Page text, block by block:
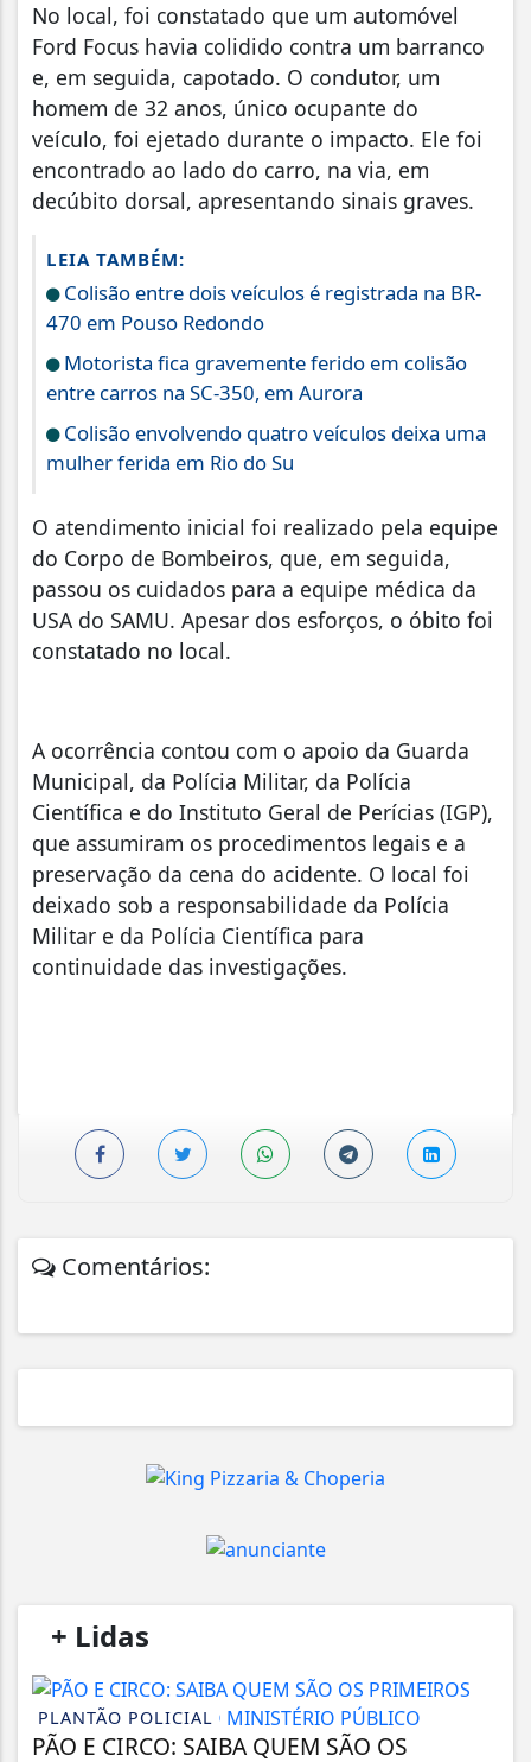
No local, foi constatado que um automóvel
Ford Focus havia colidido contra um barranco
e, em seguida, capotado. O condutor, um
homem de 32 anos, único ocupante do
veículo, foi ejetado durante o impacto. Ele foi
encontrado ao lado do carro, na via, em
decúbito dorsal, apresentando sinais graves.
LEIA TAMBÉM:
Colisão entre dois veículos é registrada na BR-
470 em Pouso Redondo
Motorista fica gravemente ferido em colisão
entre carros na SC-350, em Aurora
Colisão envolvendo quatro veículos deixa uma
mulher ferida em Rio do Su
O atendimento inicial foi realizado pela equipe
do Corpo de Bombeiros, que, em seguida,
passou os cuidados para a equipe médica da
USA do SAMU. Apesar dos esforços, o óbito foi
constatado no local.
A ocorrência contou com o apoio da Guarda
Municipal, da Polícia Militar, da Polícia
Científica e do Instituto Geral de Perícias (IGP),
que assumiram os procedimentos legais e a
preservação da cena do acidente. O local foi
deixado sob a responsabilidade da Polícia
Militar e da Polícia Científica para
continuidade das investigações.
Comentários:
+ Lidas
PLANTÃO POLICIAL
PÃO E CIRCO: SAIBA QUEM SÃO OS